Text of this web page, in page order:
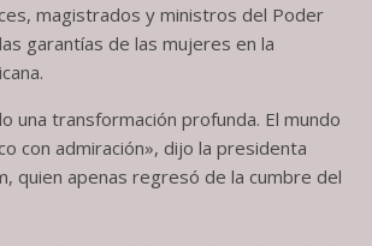
magistrados y ministros del Poder
garantías de las mujeres en la
una transformación profunda. El mundo
con admiración», dijo la presidenta
quien apenas regresó de la cumbre del